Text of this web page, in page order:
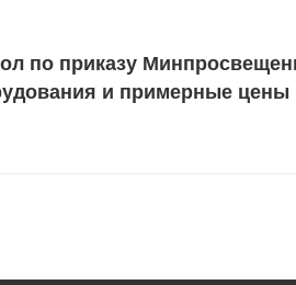
по приказу
и примерные цены